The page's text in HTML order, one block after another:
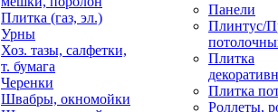
Плитка (газ, эл.)
Урны
Хоз. тазы, салфетки,
т. бумага
Черенки
Швабры, окномойки
Панели
Плинтус/
Плитка
Плитка
Роллеты,